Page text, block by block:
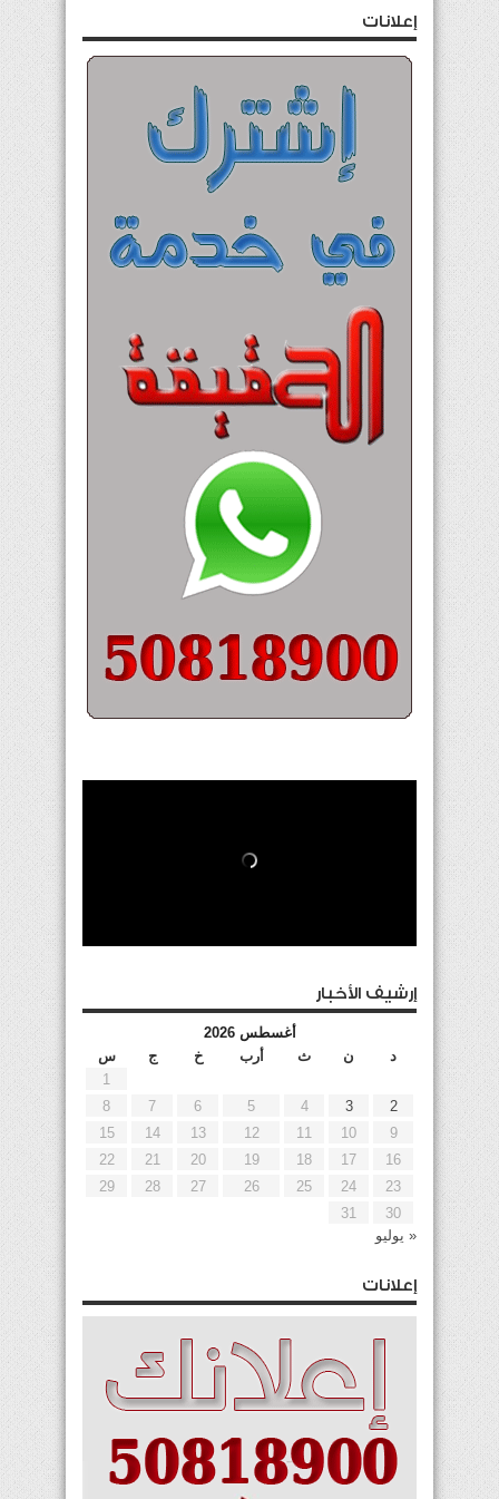
إعلانات
إرشيف الأخبار
أغسطس 2026
د
ن ث أرب خ ج
س
1
2
3
4
5
6
7
8
9
10
11
12
13
14
15
16
17
18
19
20
21
22
23
24
25
26
27
28
29
30
31
« يوليو
إعلانات